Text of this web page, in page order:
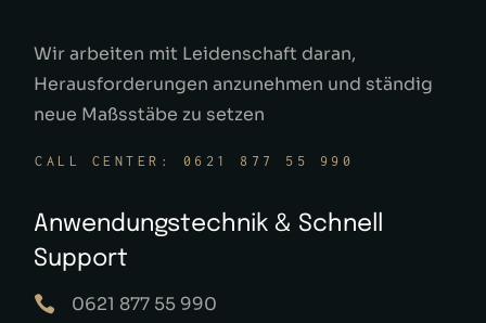
Wir arbeiten mit Leidenschaft daran,
Herausforderungen anzunehmen und ständig
neue Maßsstäbe zu setzen
CALL CENTER: 0621 877 55 990
Anwendungstechnik & Schnell
Support
0621 877 55 990